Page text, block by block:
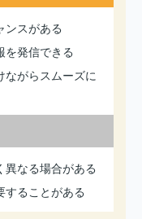
ンスがある
を発信できる
ながらスムーズに
異なる場合がある
することがある